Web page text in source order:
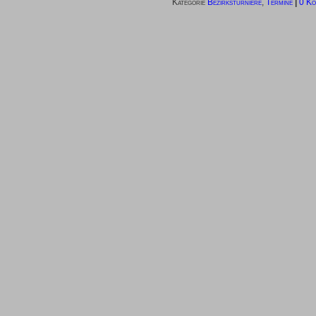
Kategorie Bezirksturniere, Termine 0